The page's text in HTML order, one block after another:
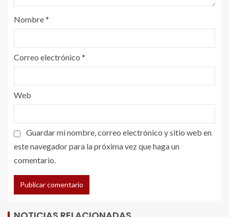
Nombre*
Correo electrónico *
Web
Guardar mi nombre, correo electrónico y sitio web en
este navegador para la próxima vez que haga un
comentario.